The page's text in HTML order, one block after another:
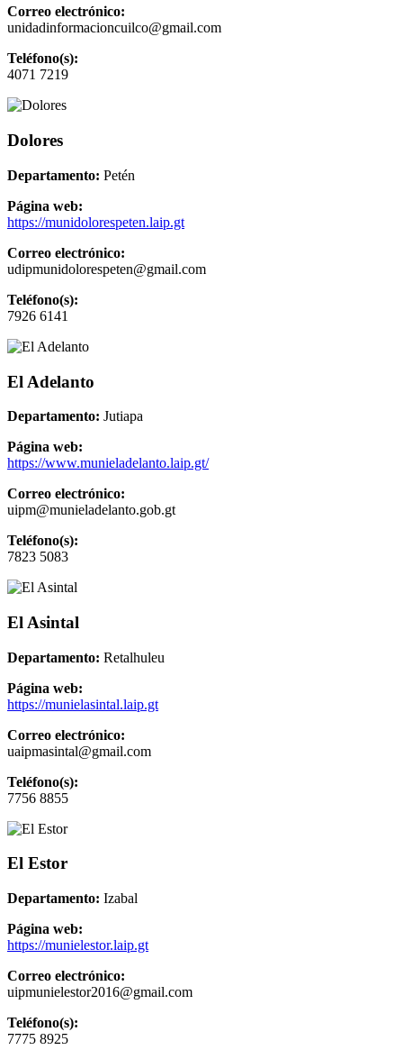
Correo electrónico:
unidadinformacioncuilco@gmail.com
Teléfono(s):
4071 7219
Dolores
Departamento: Petén
Página web:
https://munidolorespeten.laip.gt
Correo electrónico:
udipmunidolorespeten@gmail.com
Teléfono(s):
7926 6141
El Adelanto
Departamento: Jutiapa
Página web:
https://www.munieladelanto.laip.gt/
Correo electrónico:
uipm@munieladelanto.gob.gt
Teléfono(s):
7823 5083
El Asintal
Departamento: Retalhuleu
Página web:
https://munielasintal.laip.gt
Correo electrónico:
uaipmasintal@gmail.com
Teléfono(s):
7756 8855
El Estor
Departamento: Izabal
Página web:
https://munielestor.laip.gt
Correo electrónico:
uipmunielestor2016@gmail.com
Teléfono(s):
7775 8925